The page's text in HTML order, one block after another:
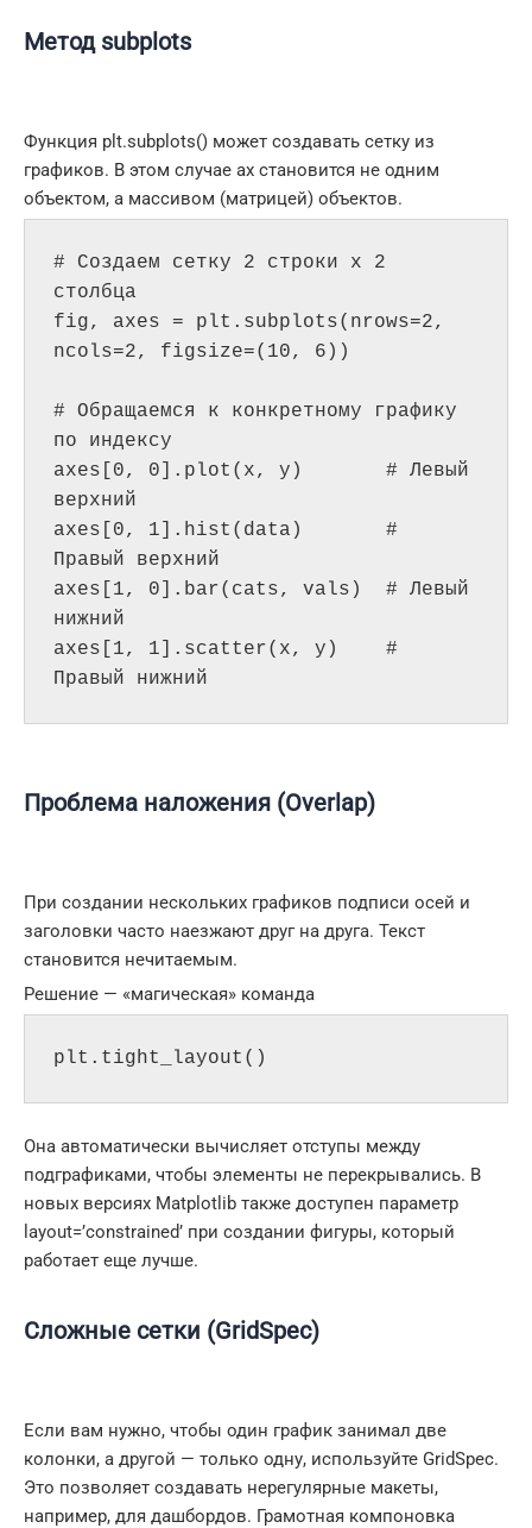
Метод subplots
Функция plt.subplots() может создавать сетку из
графиков. В этом случае ax становится не одним
объектом, а массивом (матрицей) объектов.
# Создаем сетку 2 строки x 2
столбца
fig, axes = plt.subplots(nrows=2,
ncols=2, figsize=(10, 6))
# Обращаемся к конкретному графику
по индексу
axes[0, 0].plot(x, y)       # Левый
верхний
axes[0, 1].hist(data)       #
Правый верхний
axes[1, 0].bar(cats, vals)  # Левый
нижний
axes[1, 1].scatter(x, y)    #
Правый нижний
Проблема наложения (Overlap)
При создании нескольких графиков подписи осей и
заголовки часто наезжают друг на друга. Текст
становится нечитаемым.
Решение — «магическая» команда
plt.tight_layout()
Она автоматически вычисляет отступы между
подграфиками, чтобы элементы не перекрывались. В
новых версиях Matplotlib также доступен параметр
layout=’constrained’ при создании фигуры, который
работает еще лучше.
Сложные сетки (GridSpec)
Если вам нужно, чтобы один график занимал две
колонки, а другой — только одну, используйте GridSpec.
Это позволяет создавать нерегулярные макеты,
например, для дашбордов. Грамотная компоновка